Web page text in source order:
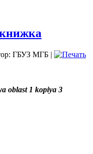
ГБУЗ МГБ |